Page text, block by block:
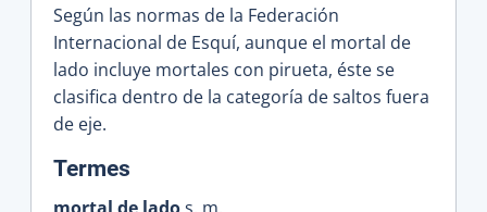
Según las normas de la Federación
Internacional de Esquí, aunque el mortal de
lado incluye mortales con pirueta, éste se
clasifica dentro de la categoría de saltos fuera
de eje.
Termes
mortal de lados. m.